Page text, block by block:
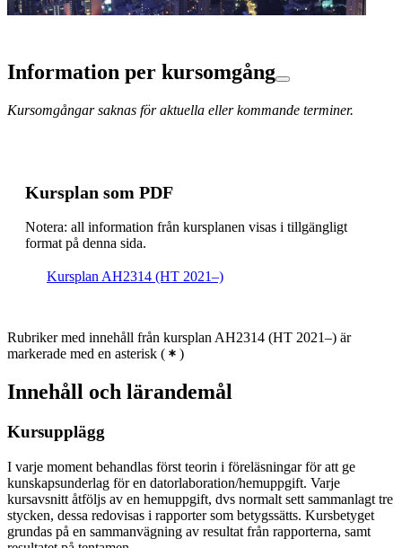
Information per kursomgång
Kursomgångar saknas för aktuella eller kommande terminer.
Kursplan som PDF
Notera: all information från kursplanen visas i tillgängligt
format på denna sida.
Kursplan AH2314 (HT 2021–)
Rubriker med innehåll från kursplan AH2314 (HT 2021–) är
markerade med en asterisk ( )
Innehåll och lärandemål
Kursupplägg
I varje moment behandlas först teorin i föreläsningar för att ge
kunskapsunderlag för en datorlaboration/hemuppgift. Varje
kursavsnitt åtföljs av en hemuppgift, dvs normalt sett sammanlagt tre
stycken, dessa redovisas i rapporter som betygssätts. Kursbetyget
grundas på en sammanvägning av resultat från rapporterna, samt